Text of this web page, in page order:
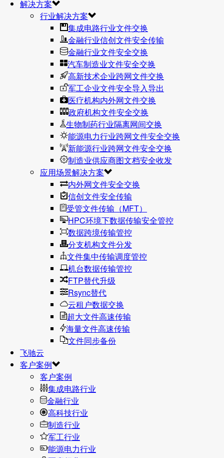
解决方案
行业解决方案
集成电路行业文件交换
金融行业信创文件安全传输
金融行业文件安全交换
汽车制造业文件安全交换
高新技术企业跨网文件交换
军工企业文件安全导入导出
医疗机构内外网文件交换
政府机构文件安全交换
生物制药行业隔离网间交换
能源电力行业跨网文件安全交换
新能源行业跨网文件安全交换
制造业供应商图文档安全收发
应用场景解决方案
内外网文件安全交换
信创文件安全传输
受管文件传输（MFT）
HPC环境下数据传输安全管控
数据跨境传输管控
分支机构文件分发
文件集中传输调度管控
机台数据传输管控
FTP替代升级
Rsync替代
云租户数据交换
超大文件高速传输
海量文件高速传输
文件同步备份
飞驰云
客户案例
客户案例
集成电路行业
金融行业
高科技行业
制造行业
军工行业
能源电力行业